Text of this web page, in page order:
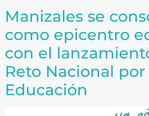
Manizales se
como epicentro
con el
Reto Nacional por
Educación